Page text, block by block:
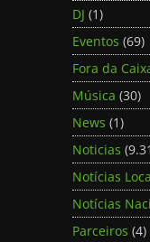
DJ (1)
Eventos (69)
Fora da
Música (30)
News (1)
Noticias
Notícias
Notícias
Parceiros (4)